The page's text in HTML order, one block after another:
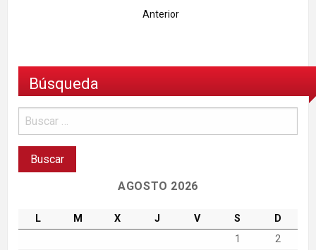
Anterior
Búsqueda
AGOSTO 2026
L M X J V S
D
1
2